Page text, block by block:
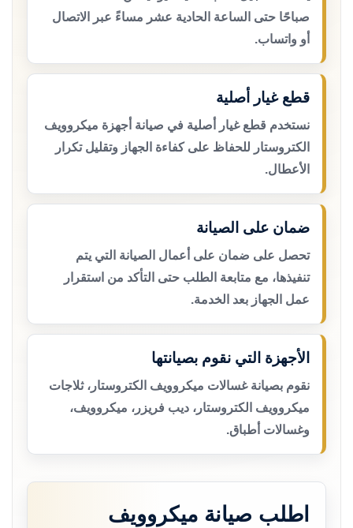
صباحًا حتى الساعة الحادية عشر مساءً عبر الاتصال
أو واتساب.
قطع غيار أصلية
نستخدم قطع غيار أصلية في صيانة أجهزة ميكروويف
الكتروستار للحفاظ على كفاءة الجهاز وتقليل تكرار
الأعطال.
ضمان على الصيانة
تحصل على ضمان على أعمال الصيانة التي يتم
تنفيذها، مع متابعة الطلب حتى التأكد من استقرار
عمل الجهاز بعد الخدمة.
الأجهزة التي نقوم بصيانتها
نقوم بصيانة غسالات ميكروويف الكتروستار، ثلاجات
ميكروويف الكتروستار، ديب فريزر، ميكروويف،
وغسالات أطباق.
اطلب صيانة ميكروويف